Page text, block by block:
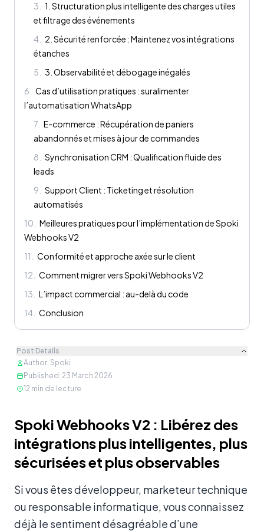
3
1. Structuration plus intelligente des charges utiles
et filtrage des événements
4
2. Sécurité renforcée : Maintenez vos intégrations
étanches
5
3. Observabilité et débogage inégalés
6
Cas d’utilisation pratiques : suralimenter
l’automatisation WhatsApp
7 E-commerce : Récupération de paniers
abandonnés et mises à jour de commandes
8
Synchronisation CRM : Qualification fluide des
leads
9
Support Client : Ticketing et résolution
automatisés
10
Meilleures pratiques pour l’implémentation de Spoki
Webhooks V2
11
Conformité et approche axée sur le client
12
Comment migrer vers Spoki Webhooks V2
13
L’impact commercial : au-delà du code
14
Conclusion
Post Details
Author: Spoki
Published : 23 March 2026
12 min de lecture
Spoki Webhooks V2 : Libérez des
intégrations plus intelligentes, plus
sécurisées et plus observables
Si vous êtes développeur, marketeur technique
ou responsable informatique, vous connaissez
déjà le sentiment désagréable d’une